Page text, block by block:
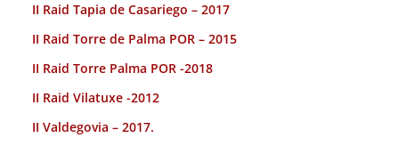
II Raid Tapia de Casariego – 2017
II Raid Torre de Palma POR – 2015
II Raid Torre Palma POR -2018
II Raid Vilatuxe -2012
II Valdegovia – 2017.